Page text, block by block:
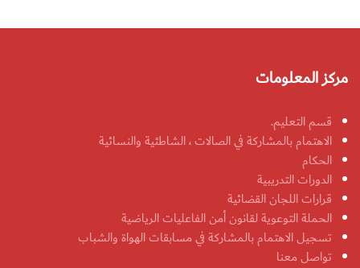
مركز المعلومات
قسم التعليم.
الاهتمام بالمشاركة في الصالات ، الشاطئية والنسائية
الحكام
الدورات التدريبية
قرارات اللجان القضائية
الحملة التوعوية لقانون أمن الفاعليات الرياضية
تسجيل الاهتمام بالمشاركة في مسابقات الهواة والشباب
تواصل معنا